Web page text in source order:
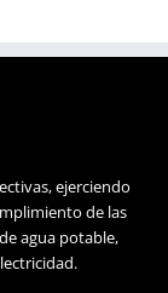
ejerciendo
de las
agua potable,